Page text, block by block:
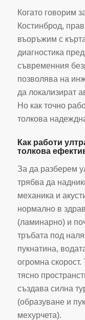
Когато говорим
Костинброд,
въоръжим с
диагностика
съвременния
позволява на
да локализират
Но как точно
толкова
Как работи
толкова
За да разберем
трябва да
механика и
нормално в
(ламинарно) и
тръбата под
пукнатина,
огромна
тясно
създава силна
(образуване и
мехурчета).